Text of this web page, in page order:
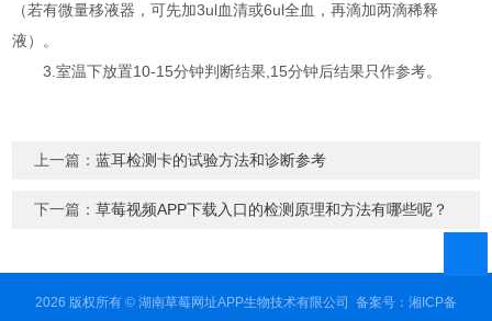
（若有微量移液器，可先加3ul血清或6ul全血，再滴加两滴稀释
液）。
3.室温下放置10-15分钟判断结果,15分钟后结果只作参考。
上一篇：蓝耳检测卡的试验方法和诊断参考
下一篇：草莓视频APP下载入口的检测原理和方法有哪些呢？
2026 版权所有 © 湖南草莓网址APP生物技术有限公司 备案号：湘ICP备